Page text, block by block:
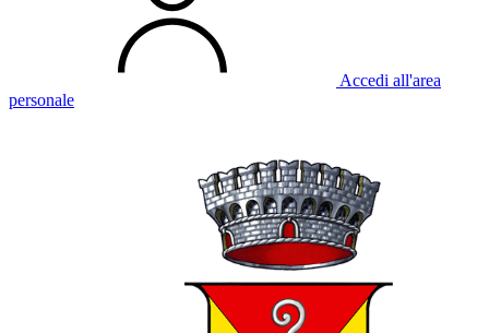
Accedi all'area
personale